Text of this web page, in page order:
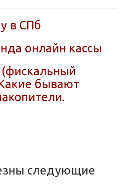
в СПб
онлайн кассы
бывают
следующие